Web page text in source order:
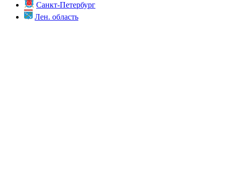
Санкт-Петербург
Лен. область